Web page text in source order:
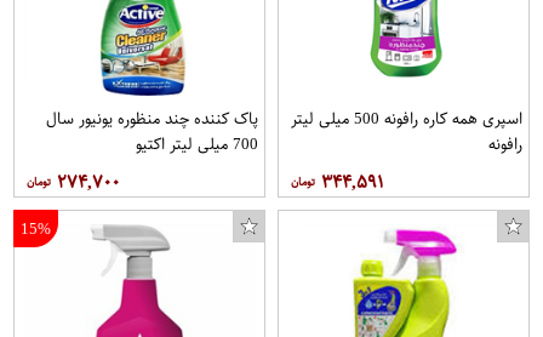
اسپری همه کاره رافونه 500 میلی لیتر
رافونه
۳۴۴,۵۹۱
پاک کننده چند منظوره یونیور سال
700 میلی لیتر اکتیو
۲۷۴,۷۰۰
15%